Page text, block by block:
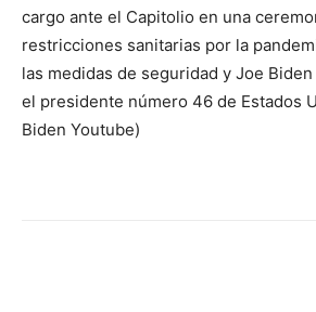
cargo ante el Capitolio en una
restricciones sanitarias por la
las medidas de seguridad y Joe
el presidente número 46 de Estados
Biden Youtube)